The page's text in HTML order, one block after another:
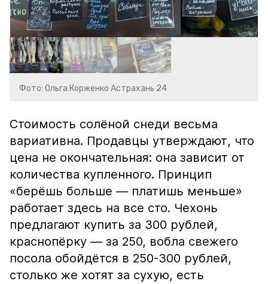
Фото: Ольга Корженко Астрахань 24
Стоимость солёной снеди весьма
вариативна. Продавцы утверждают, что
цена не окончательная: она зависит от
количества купленного. Принцип
«берёшь больше — платишь меньше»
работает здесь на все сто. Чехонь
предлагают купить за 300 рублей,
краснопёрку — за 250, вобла свежего
посола обойдётся в 250-300 рублей,
столько же хотят за сухую, есть